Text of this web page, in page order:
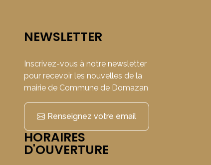
NEWSLETTER
Inscrivez-vous à notre newsletter
pour recevoir les nouvelles de la
mairie de Commune de Domazan
Renseignez votre email
HORAIRES
D'OUVERTURE